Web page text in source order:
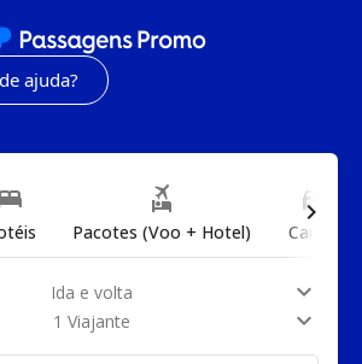
ajuda?
flights_and_hotels
Pacotes (Voo + Hotel)
directions_car
Carros
Ida e volta
expand_more
1 Viajante expand_more
chevron_right